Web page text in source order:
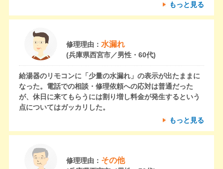
もっと見る
修理理由： 水漏れ
(兵庫県西宮市／男性・60代)
給湯器のリモコンに「少量の水漏れ」の表示が出たままに
なった。電話での相談・修理依頼への応対は普通だった
が、休日に来てもらうには割り増し料金が発生するという
点についてはガッカリした。
もっと見る
修理理由： その他